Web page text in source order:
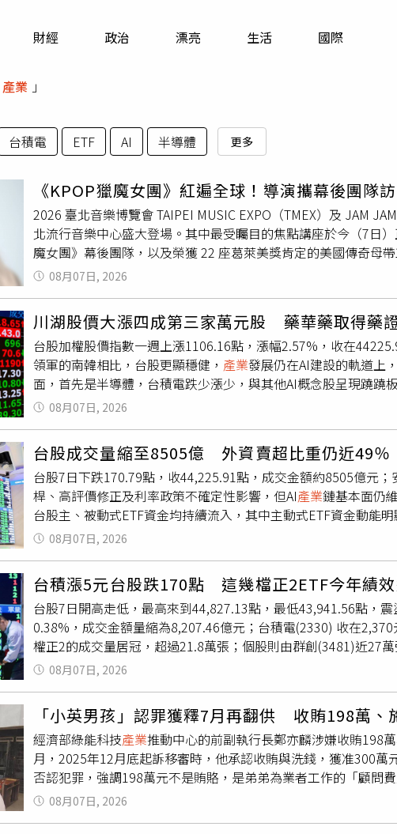
運勢
財經 政治 漂亮 生活 國際
產業 」
台積電 ETF AI 半導體 更多
《KPOP獵魔女團》紅遍全球！導演攜幕後團隊
2026 臺北音樂博覽會 TAIPEI MUSIC EXPO（TMEX）及 JAM
北流行音樂中心盛大登場。其中最受矚目的焦點講座於今（7日
魔女團》幕後團隊，以及榮獲 22 座葛萊美獎肯定的美國傳奇母
娛樂 IP的跨國製作到頂尖音樂製作技術， 為亞太音樂
拋出
以嶄新形式推向世界舞台，讓K-Pop從單一音樂類型躍升為席
的下一步」專場，邀請導演 Maggie Kang
THEBLACKLABEL、《KPOP 獵魔女團》作曲人暨 Baby Saja演
團隊Jaded創辦人Cathleen Cher擔任主持。美國傳奇母帶後期
流提供）講座將深入探討音樂動畫電影的企劃起源、跨國製作
程，解析 K-Pop 製作模式如何與好萊塢電影工業接軌，以及演
與全球市場視野，揭開這部現象級作品背後的製作全貌。另一
Weinberg 的聲音美學」，則將目光聚焦於專輯發行前最關鍵
TMEX 特別邀請橫跨近半世紀職涯、累積經手超過 9,000 張專輯
臺灣音樂製作人王昱辰 Yuchain Wang 擔任主持，並與臺灣音樂
流 SUB 登場，活動採 TMEX 官網註冊審核制，預計於 8 月中旬
訊及報名連結的確認信，每場報名費為新臺幣 350 元。更多活動
站及社群平台。
08月07日, 2026
川湖股價大漲四成第三家萬元股 藥華藥取得藥
台股加權股價指數一週上漲1106.16點，漲幅2.57%，收在
領軍的南韓相比，台股更顯穩健， 產業發展仍在AI建設的軌道上
面，首先是半導體，台積電跌少漲少，與其他AI概念股呈現蹺蹺
記憶體受到恐慌氣氛影響下跌，但很快就反彈，而且過去也跌
幅大，首要是PCB族群，聯茂漲47%、台燿漲近三成，但最耀
漲。生技股有表現，藥華藥取得藥證，漲17%。永豐投顧指出，
間仍有距離，而且中東戰事、油價波動、美國利率政策等都是變
局。
08月07日, 2026
台股成交量縮至8505億 外資賣超比重仍近49
台股7日下跌170.79點，收44,225.91點，成交金額約8505億元
桿、高評價修正及利率政策不確定性影響，但AI產業鏈基本面仍
台股主、被動式ETF資金均持續流入，其中主動式ETF資金動能
資賣超壓力仍在，內資資金持續承接。根據統計，截至7月底，
台股市值比重仍接近48.7%，顯示國際資金雖有調節，並未改
聚焦AI供應鏈與規格升級受惠族群。在配置方向上，安聯持續看
測試、ASIC與高速傳輸相關族群、ABF載板與高階PCB散熱、電
市，蕭惠中表示，台股仍將面臨獲利了結與高檔震盪壓力，但從
全球資金回流科技產業等因素仍提供支撐；後續關鍵仍將聚焦企
利率政策變化。
08月07日, 2026
台積漲5元台股跌170點 這幾檔正2ETF今年績
台股7日開高走低，最高來到44,827.13點，最低43,941.56點，
0.38%，成交金額量縮為8,207.46億元；台積電(2330) 收在
權正2的成交量居冠，超過21.8萬張；個股則由群創(3481)近27
75121.97億創下歷史新高，越跌越買其中年增前十名中以正二
權正2（00685L）、元大台灣50正2（00631L）兩檔都有
居冠。群益ETF經理人洪祥益表示，台股中長期表現仍看佳，隨
與籌碼過熱的警戒，並不代表人工智慧的長線基本面出現轉弱，
面支撐，後市不看淡，對於具有資本成長需求的投資人，除了運
08月07日, 2026
「小英男孩」認罪獲釋7月再翻供 收賄198萬、
經濟部綠能科技產業推動中心的前副執行長鄭亦麟涉嫌收賄198
月，2025年12月底起訴移審時，他承認收賄與洗錢，獲准300
否認犯罪，強調198萬元不是賄賂，是弟弟為業者工作的「顧問
是他自己主動關心；601萬來自朋友還款及家人贈與，每年春節
統蔡英文辯護能源政策，有「小英男孩」的外號，北檢起訴他
08月07日, 2026